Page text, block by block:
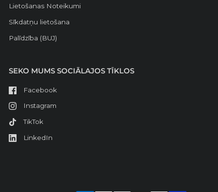
Lietošanas Noteikumi
Sīkdatņu lietošana
Palīdzība (BUJ)
SEKO MUMS SOCIĀLAJOS TĪKLOS
Facebook
Instagram
TikTok
LinkedIn